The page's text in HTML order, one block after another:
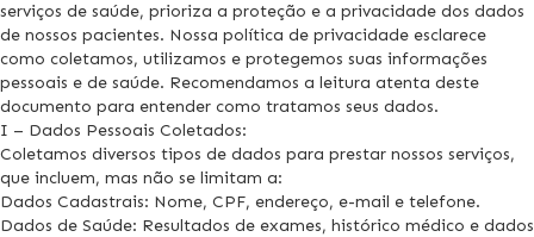
serviços de saúde, prioriza a proteção e a privacidade dos dados
de nossos pacientes. Nossa política de privacidade esclarece
como coletamos, utilizamos e protegemos suas informações
pessoais e de saúde. Recomendamos a leitura atenta deste
documento para entender como tratamos seus dados.
I – Dados Pessoais Coletados:
Coletamos diversos tipos de dados para prestar nossos serviços,
que incluem, mas não se limitam a:
Dados Cadastrais: Nome, CPF, endereço, e-mail e telefone.
Dados de Saúde: Resultados de exames, histórico médico e dados